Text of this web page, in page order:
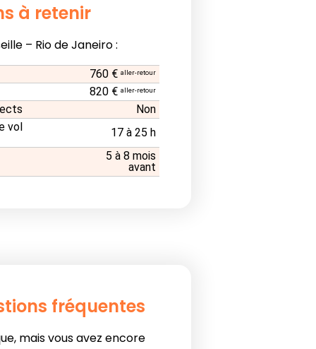
à retenir
– Rio de Janeiro :
760 € aller-retour
820 € aller-retour
Non
vol
17 à 25 h
5 à 8 mois
avant
fréquentes
mais vous avez encore